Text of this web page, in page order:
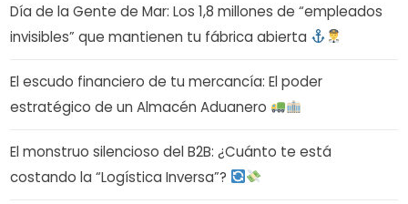
Día de la Gente de Mar: Los 1,8 millones de “empleados
invisibles” que mantienen tu fábrica abierta
El escudo financiero de tu mercancía: El poder
estratégico de un Almacén Aduanero
El monstruo silencioso del B2B: ¿Cuánto te está
costando la “Logística Inversa”?